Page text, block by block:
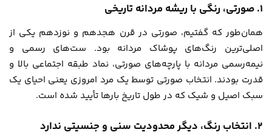
1. صورتی، رنگی با ریشه مردانه تاریخی
همان‌طور که گفتیم، صورتی در قرن هجدهم و نوزدهم یکی از
اصلی‌ترین رنگ‌های پوشاک مردانه بود. ست‌های رسمی و
نیمه‌رسمی مردانه با پارچه‌های صورتی، نماد طبقه اجتماعی بالا و
قدرت بودند. انتخاب صورتی توسط یک مرد امروزی یعنی احیای یک
سبک اصیل و شیک که در طول تاریخ بارها تأیید شده است.
2. انتخاب رنگ، دیگر محدودیت سنی و جنسیتی ندارد